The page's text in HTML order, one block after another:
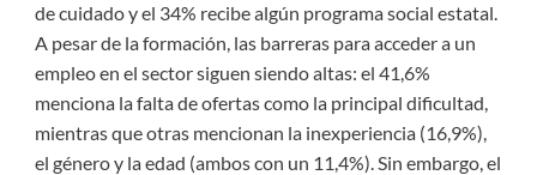
de cuidado y el 34% recibe algún programa social estatal.
A pesar de la formación, las barreras para acceder a un
empleo en el sector siguen siendo altas: el 41,6%
menciona la falta de ofertas como la principal dificultad,
mientras que otras mencionan la inexperiencia (16,9%),
el género y la edad (ambos con un 11,4%). Sin embargo, el